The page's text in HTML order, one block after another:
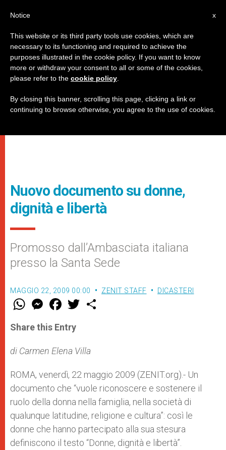
Nuovo documento su donne,
dignità e libertà
Promosso dall’Ambasciata italiana
presso la Santa Sede
MAGGIO 22, 2009 00:00 ZENIT STAFF DICASTERI
W
t
s
p
p
M
e
s
e
g
e
F
a
e
b
o
k
w
r
Share this Entry
di Carmen Elena Villa
ROMA, venerdì, 22 maggio 2009 (ZENIT.org).- Un
documento che “vuole riconoscere e sostenere il
ruolo della donna nella famiglia, nella società di
qualunque latitudine, religione e cultura”: così le
donne che hanno partecipato alla sua stesura
definiscono il testo “Donne, dignità e libertà”.
x
Notice
This website or its third party tools use cookies, which are
necessary to its functioning and required to achieve the
purposes illustrated in the cookie policy. If you want to know
more or withdraw your consent to all or some of the cookies,
please refer to the cookie policy
By closing this banner, scrolling this page, clicking a link or
continuing to browse otherwise, you agree to the use of cookies.